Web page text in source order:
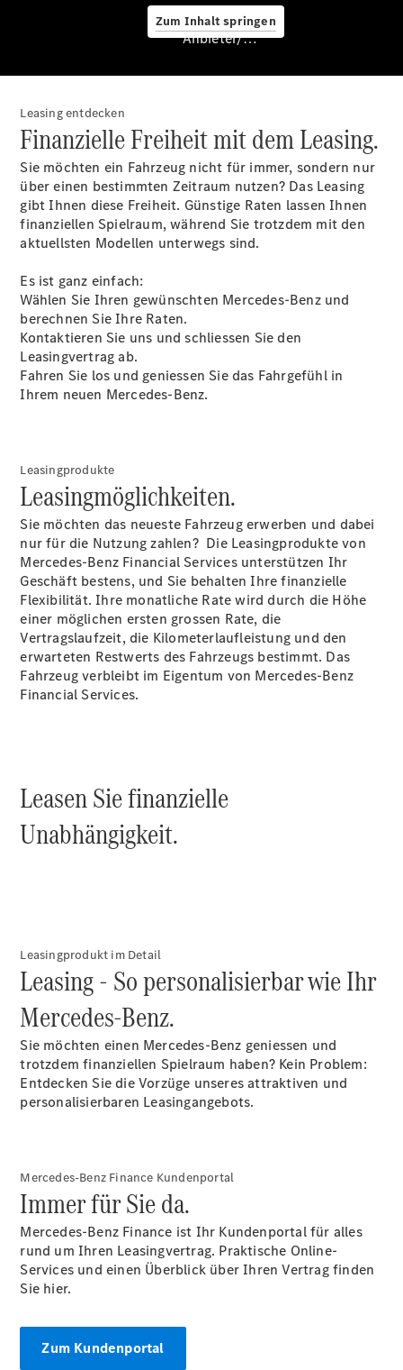
Zum Inhalt springen
Hilfe
unterwegs
Dienstleistungen
& Garantien
Übersicht
Mercedes-
Benz
QualityService
Original-
Teile &
Zubehör
Reifen und
Kompletträder
Camping-
Zubehör
Über uns
Unternehmen
Ansprechpartner
Standorte &
Kontaktformular
Servicetermin
Anbieter/Datenschutz
Leasing entdecken
Finanzielle Freiheit mit dem Leasing.
Sie möchten ein Fahrzeug nicht für immer, sondern nur
über einen bestimmten Zeitraum nutzen? Das Leasing
gibt Ihnen diese Freiheit. Günstige Raten lassen Ihnen
finanziellen Spielraum, während Sie trotzdem mit den
aktuellsten Modellen unterwegs sind.
Es ist ganz einfach:
Wählen Sie Ihren gewünschten Mercedes-Benz und
berechnen Sie Ihre Raten.
Kontaktieren Sie uns und schliessen Sie den
Leasingvertrag ab.
Fahren Sie los und geniessen Sie das Fahrgefühl in
Ihrem neuen Mercedes-Benz.
Leasingprodukte
Leasingmöglichkeiten.
Sie möchten das neueste Fahrzeug erwerben und dabei
nur für die Nutzung zahlen? Die Leasingprodukte von
Mercedes-Benz Financial Services unterstützen Ihr
Geschäft bestens, und Sie behalten Ihre finanzielle
Flexibilität. Ihre monatliche Rate wird durch die Höhe
einer möglichen ersten grossen Rate, die
Vertragslaufzeit, die Kilometerlaufleistung und den
erwarteten Restwerts des Fahrzeugs bestimmt. Das
Fahrzeug verbleibt im Eigentum von Mercedes-Benz
Financial Services.
Leasen Sie finanzielle
Unabhängigkeit.
Leasingprodukt im Detail
Leasing - So personalisierbar wie Ihr
Mercedes-Benz.
Sie möchten einen Mercedes-Benz geniessen und
trotzdem finanziellen Spielraum haben? Kein Problem:
Entdecken Sie die Vorzüge unseres attraktiven und
personalisierbaren Leasingangebots.
Mercedes-Benz Finance Kundenportal
Immer für Sie da.
Mercedes-Benz Finance ist Ihr Kundenportal für alles
rund um Ihren Leasingvertrag. Praktische Online-
Services und einen Überblick über Ihren Vertrag finden
Sie hier.
Zum Kundenportal